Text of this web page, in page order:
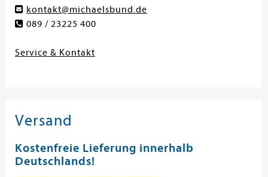
kontakt@michaelsbund.de
089 / 23225 400
Service & Kontakt
Versand
Kostenfreie Lieferung innerhalb
Deutschlands!